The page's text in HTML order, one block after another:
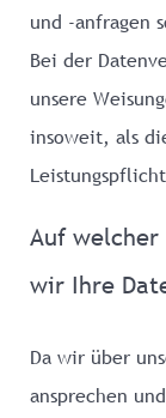
und -anfragen
Bei der
unsere
insoweit, als
Auf welcher
wir Ihre
Da wir über
ansprechen